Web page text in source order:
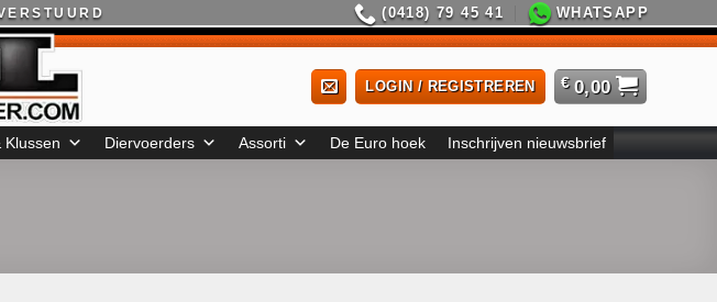
(0418) 79 45 41 WHATSAPP
LOGIN / REGISTREREN € 0,00
Klussen Diervoerders Assorti De Euro hoek Inschrijven nieuwsbrief